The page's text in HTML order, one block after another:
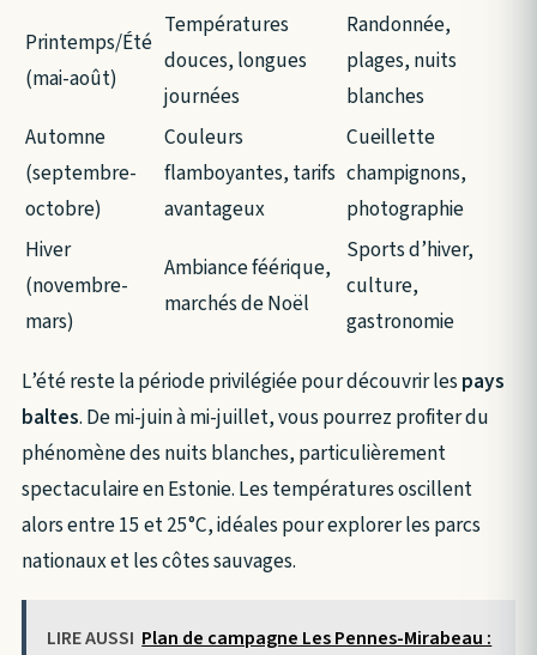
Printemps/Été
(mai-août)
Températures
douces, longues
journées
Randonnée,
plages, nuits
blanches
Automne
(septembre-
octobre)
Couleurs
flamboyantes, tarifs
avantageux
Cueillette
champignons,
photographie
Hiver
(novembre-
mars)
Ambiance féérique,
marchés de Noël
Sports d’hiver,
culture,
gastronomie
L’été reste la période privilégiée pour découvrir lespays
baltes. De mi-juin à mi-juillet, vous pourrez profiter du
phénomène des nuits blanches, particulièrement
spectaculaire en Estonie. Les températures oscillent
alors entre 15 et 25°C, idéales pour explorer les parcs
nationaux et les côtes sauvages.
LIRE AUSSI Plan de campagne Les Pennes-Mirabeau :